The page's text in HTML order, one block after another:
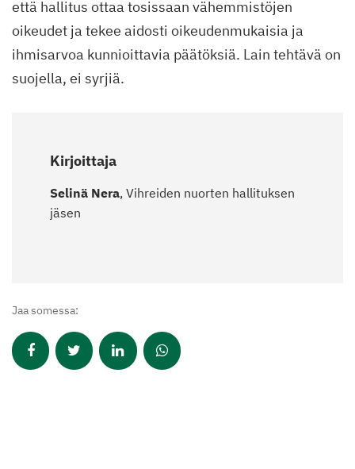
että hallitus ottaa tosissaan vähemmistöjen
oikeudet ja tekee aidosti oikeudenmukaisia ja
ihmisarvoa kunnioittavia päätöksiä. Lain tehtävä on
suojella, ei syrjiä.
Kirjoittaja
Selinä Nera, Vihreiden nuorten hallituksen
jäsen
Jaa somessa: